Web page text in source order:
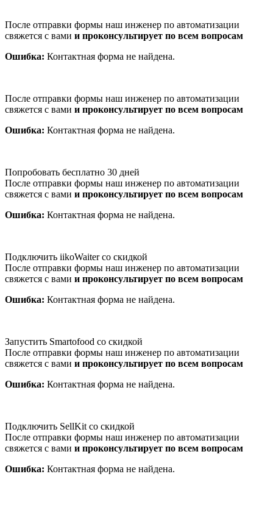
После отправки формы наш инженер по автоматизации
свяжется с вами и проконсультирует по всем вопросам
Ошибка: Контактная форма не найдена.
После отправки формы наш инженер по автоматизации
свяжется с вами и проконсультирует по всем вопросам
Ошибка: Контактная форма не найдена.
Попробовать бесплатно 30 дней
После отправки формы наш инженер по автоматизации
свяжется с вами и проконсультирует по всем вопросам
Ошибка: Контактная форма не найдена.
Подключить iikoWaiter со скидкой
После отправки формы наш инженер по автоматизации
свяжется с вами и проконсультирует по всем вопросам
Ошибка: Контактная форма не найдена.
Запустить Smartofood со скидкой
После отправки формы наш инженер по автоматизации
свяжется с вами и проконсультирует по всем вопросам
Ошибка: Контактная форма не найдена.
Подключить SellKit со скидкой
После отправки формы наш инженер по автоматизации
свяжется с вами и проконсультирует по всем вопросам
Ошибка: Контактная форма не найдена.